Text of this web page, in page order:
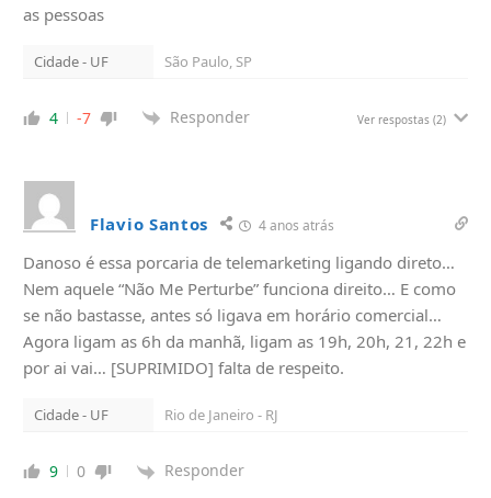
as pessoas
Cidade - UF São Paulo, SP
4 -7 Responder Ver respostas (2)
Flavio Santos 4 anos atrás
Danoso é essa porcaria de telemarketing ligando direto…
Nem aquele “Não Me Perturbe” funciona direito… E como
se não bastasse, antes só ligava em horário comercial…
Agora ligam as 6h da manhã, ligam as 19h, 20h, 21, 22h e
por ai vai… [SUPRIMIDO] falta de respeito.
Cidade - UF Rio de Janeiro - RJ
9 0 Responder